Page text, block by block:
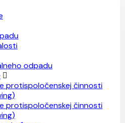
odpadu
protispoločenskej činnosti
protispoločenskej činnosti